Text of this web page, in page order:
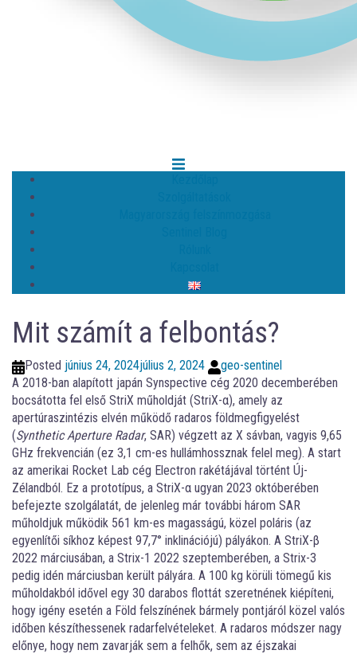
Mit számít a felbontás?
Posted június 24, 2024július 2, 2024
geo-sentinel
A 2018-ban alapított japán Synspective cég 2020 decemberében
bocsátotta fel első StriX műholdját (StriX-α), amely az
apertúraszintézis elvén működő radaros földmegfigyelést
(Synthetic Aperture Radar, SAR) végzett az X sávban, vagyis 9,65
GHz frekvencián (ez 3,1 cm-es hullámhossznak felel meg). A start
az amerikai Rocket Lab cég Electron rakétájával történt Új-
Zélandból. Ez a prototípus, a StriX-α ugyan 2023 októberében
befejezte szolgálatát, de jelenleg már további három SAR
műholdjuk működik 561 km-es magasságú, közel poláris (az
egyenlítői síkhoz képest 97,7° inklinációjú) pályákon. A StriX-β
2022 márciusában, a Strix-1 2022 szeptemberében, a Strix-3
pedig idén márciusban került pályára. A 100 kg körüli tömegű kis
műholdakból idővel egy 30 darabos flottát szeretnének kiépíteni,
hogy igény esetén a Föld felszínének bármely pontjáról közel valós
időben készíthessenek radarfelvételeket. A radaros módszer nagy
előnye, hogy nem zavarják sem a felhők, sem az éjszakai